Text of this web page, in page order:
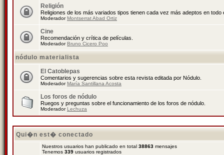
Religión
Religiones de los más variados tipos tienen cada vez más adeptos en todo
ModeradorMontserrat Abad Ortiz
Cine
Recomendación y crítica de películas.
ModeradorBruno Cicero Poo
nódulo materialista
El Catoblepas
Comentarios y sugerencias sobre esta revista editada por Nódulo.
ModeradorMaría Santillana Acosta
Los foros de nódulo
Ruegos y preguntas sobre el funcionamiento de los foros de nódulo.
ModeradorLechuza
Qui�n est� conectado
Nuestros usuarios han publicado en total 38863 mensajes
Tenemos 339 usuarios registrados